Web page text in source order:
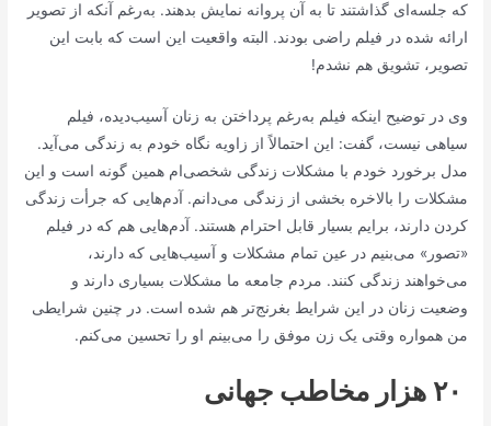
که جلسه‌ای گذاشتند تا به آن پروانه نمایش بدهند. به‌رغم آنکه از تصویر
ارائه شده در فیلم راضی بودند. البته واقعیت این است که بابت این
تصویر، تشویق هم نشدم!
وی در توضیح اینکه فیلم به‌رغم پرداختن به زنان آسیب‌دیده، فیلم
سیاهی نیست، گفت: این احتمالاً از زاویه نگاه خودم به زندگی می‌آید.
مدل برخورد خودم با مشکلات زندگی شخصی‌ام همین گونه است و این
مشکلات را بالاخره بخشی از زندگی می‌دانم. آدم‌هایی که جرأت زندگی
کردن دارند، برایم بسیار قابل احترام هستند. آدم‌هایی هم که در فیلم
«تصور» می‌بنیم در عین تمام مشکلات و آسیب‌هایی که دارند،
می‌خواهند زندگی کنند. مردم جامعه ما مشکلات بسیاری دارند و
وضعیت زنان در این شرایط بغرنج‌تر هم شده است. در چنین شرایطی
من همواره وقتی یک زن موفق را می‌بینم او را تحسین می‌کنم.